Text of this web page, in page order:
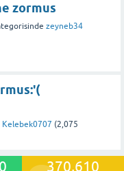
zormus
zeyneb34
Kelebek0707 (2,075
370,610